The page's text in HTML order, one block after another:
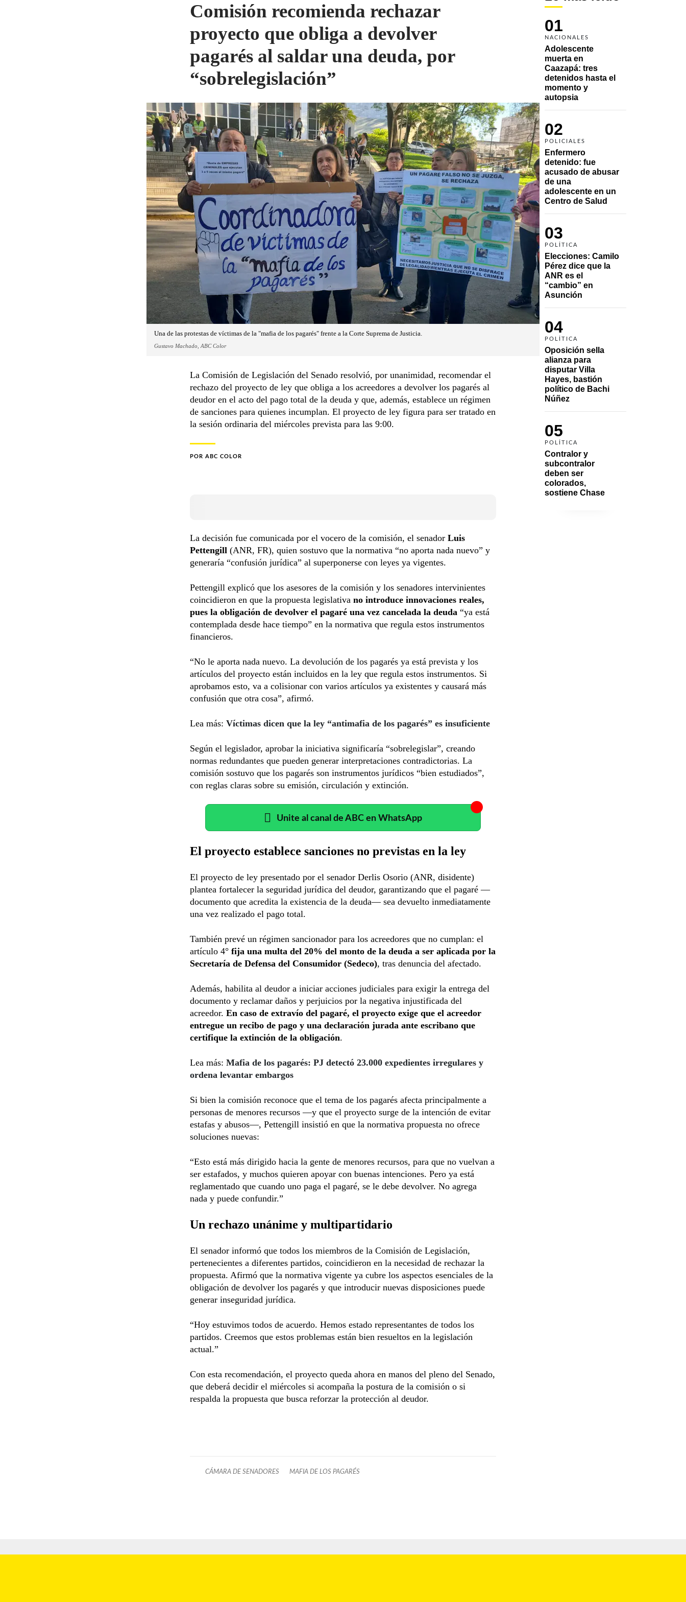
01
NACIONALES
Adolescente
muerta en
Caazapá: tres
detenidos hasta el
momento y
autopsia
02
POLICIALES
Enfermero
detenido: fue
acusado de abusar
de una
adolescente en un
Centro de Salud
03
POLÍTICA
Elecciones: Camilo
Pérez dice que la
ANR es el
“cambio” en
Asunción
04
POLÍTICA
Oposición sella
alianza para
disputar Villa
Hayes, bastión
político de Bachi
Núñez
05
POLÍTICA
Contralor y
subcontralor
deben ser
colorados,
sostiene Chase
Comisión recomienda rechazar
proyecto que obliga a devolver
pagarés al saldar una deuda, por
“sobrelegislación”
Una de las protestas de víctimas de la "mafia de los pagarés" frente a la Corte Suprema de Justicia.
Gustavo Machado, ABC Color
La Comisión de Legislación del Senado resolvió, por unanimidad, recomendar el
rechazo del proyecto de ley que obliga a los acreedores a devolver los pagarés al
deudor en el acto del pago total de la deuda y que, además, establece un régimen
de sanciones para quienes incumplan. El proyecto de ley figura para ser tratado en
la sesión ordinaria del miércoles prevista para las 9:00.
POR ABC COLOR
La decisión fue comunicada por el vocero de la comisión, el senador Luis
Pettengill (ANR, FR), quien sostuvo que la normativa “no aporta nada nuevo” y
generaría “confusión jurídica” al superponerse con leyes ya vigentes.
Pettengill explicó que los asesores de la comisión y los senadores intervinientes
coincidieron en que la propuesta legislativa no introduce innovaciones reales,
pues la obligación de devolver el pagaré una vez cancelada la deuda “ya está
contemplada desde hace tiempo” en la normativa que regula estos instrumentos
financieros.
“No le aporta nada nuevo. La devolución de los pagarés ya está prevista y los
artículos del proyecto están incluidos en la ley que regula estos instrumentos. Si
aprobamos esto, va a colisionar con varios artículos ya existentes y causará más
confusión que otra cosa”, afirmó.
Lea más: Víctimas dicen que la ley “antimafia de los pagarés” es insuficiente
Según el legislador, aprobar la iniciativa significaría “sobrelegislar”, creando
normas redundantes que pueden generar interpretaciones contradictorias. La
comisión sostuvo que los pagarés son instrumentos jurídicos “bien estudiados”,
con reglas claras sobre su emisión, circulación y extinción.
Unite al canal de ABC en WhatsApp
El proyecto establece sanciones no previstas en la ley
El proyecto de ley presentado por el senador Derlis Osorio (ANR, disidente)
plantea fortalecer la seguridad jurídica del deudor, garantizando que el pagaré —
documento que acredita la existencia de la deuda— sea devuelto inmediatamente
una vez realizado el pago total.
También prevé un régimen sancionador para los acreedores que no cumplan: el
artículo 4° fija una multa del 20% del monto de la deuda a ser aplicada por la
Secretaría de Defensa del Consumidor (Sedeco), tras denuncia del afectado.
Además, habilita al deudor a iniciar acciones judiciales para exigir la entrega del
documento y reclamar daños y perjuicios por la negativa injustificada del
acreedor. En caso de extravío del pagaré, el proyecto exige que el acreedor
entregue un recibo de pago y una declaración jurada ante escribano que
certifique la extinción de la obligación.
Lea más: Mafia de los pagarés: PJ detectó 23.000 expedientes irregulares y
ordena levantar embargos
Si bien la comisión reconoce que el tema de los pagarés afecta principalmente a
personas de menores recursos —y que el proyecto surge de la intención de evitar
estafas y abusos—, Pettengill insistió en que la normativa propuesta no ofrece
soluciones nuevas:
“Esto está más dirigido hacia la gente de menores recursos, para que no vuelvan a
ser estafados, y muchos quieren apoyar con buenas intenciones. Pero ya está
reglamentado que cuando uno paga el pagaré, se le debe devolver. No agrega
nada y puede confundir.”
Un rechazo unánime y multipartidario
El senador informó que todos los miembros de la Comisión de Legislación,
pertenecientes a diferentes partidos, coincidieron en la necesidad de rechazar la
propuesta. Afirmó que la normativa vigente ya cubre los aspectos esenciales de la
obligación de devolver los pagarés y que introducir nuevas disposiciones puede
generar inseguridad jurídica.
“Hoy estuvimos todos de acuerdo. Hemos estado representantes de todos los
partidos. Creemos que estos problemas están bien resueltos en la legislación
actual.”
Con esta recomendación, el proyecto queda ahora en manos del pleno del Senado,
que deberá decidir el miércoles si acompaña la postura de la comisión o si
respalda la propuesta que busca reforzar la protección al deudor.
CÁMARA DE SENADORES MAFIA DE LOS PAGARÉS